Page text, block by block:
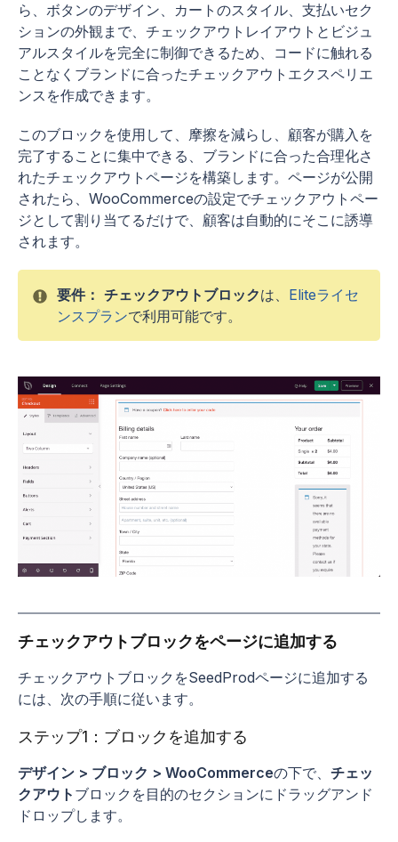
ら、ボタンのデザイン、カートのスタイル、支払いセク
ションの外観まで、チェックアウトレイアウトとビジュ
アルスタイルを完全に制御できるため、コードに触れる
ことなくブランドに合ったチェックアウトエクスペリエ
ンスを作成できます。
このブロックを使用して、摩擦を減らし、顧客が購入を
完了することに集中できる、ブランドに合った合理化さ
れたチェックアウトページを構築します。ページが公開
されたら、WooCommerceの設定でチェックアウトペー
ジとして割り当てるだけで、顧客は自動的にそこに誘導
されます。
要件： チェックアウトブロックは、 Eliteライセ
ンスプランで利用可能です。
チェックアウトブロックをページに追加する
チェックアウトブロックをSeedProdページに追加する
には、次の手順に従います。
ステップ1：ブロックを追加する
デザイン > ブロック > WooCommerceの下で、 チェッ
クアウト ブロックを目的のセクションにドラッグアンド
ドロップします。